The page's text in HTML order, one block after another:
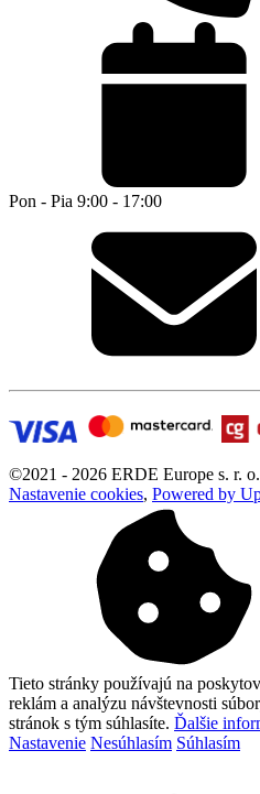
Pon - Pia 9:00 - 17:00
©2021 - 2026 ERDE Europe s. r. o.
Nastavenie cookies, Powered by
Tieto stránky používajú na
reklám a analýzu návštevnosti
stránok s tým súhlasíte. Ďalšie
Nastavenie Nesúhlasím Súhlasím